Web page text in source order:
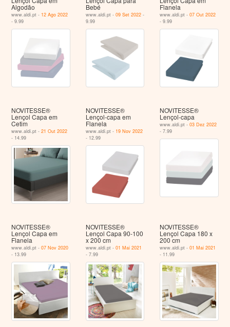
Algodão
www.aldi.pt - 12 Ago 2022
- 9.99
Bebé
www.aldi.pt - 09 Set 2022-
9.99
Flanela
www.aldi.pt -07 Out 2022
- 9.99
NOVITESSE®
Lençol Capa em
Cetim
www.aldi.pt -21 Out 2022
- 14.99
NOVITESSE®
Lençol-capa em
Flanela
www.aldi.pt - 19 Nov 2022
- 12.99
NOVITESSE®
Lençol-capa
www.aldi.pt -03 Dez 2022
- 7.99
NOVITESSE®
Lençol Capa em
Flanela
www.aldi.pt -07 Nov 2020
- 13.99
NOVITESSE®
Lençol Capa 90-100
x 200 cm
www.aldi.pt - 01 Mai 2021
- 7.99
NOVITESSE®
Lençol Capa 180 x
200 cm
www.aldi.pt -01 Mai 2021
- 11.99